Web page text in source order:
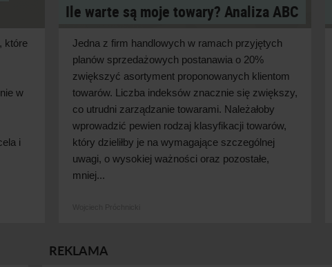
które
w
i
Ile warte są moje towary? Analiza ABC
Jedna z firm handlowych w ramach przyjętych
planów sprzedażowych postanawia o 20%
zwiększyć asortyment proponowanych klientom
towarów. Liczba indeksów znacznie się zwiększy,
co utrudni zarządzanie towarami. Należałoby
wprowadzić pewien rodzaj klasyfikacji towarów,
który dzieliłby je na wymagające szczególnej
uwagi, o wysokiej ważności oraz pozostałe,
mniej...
REKLAMA